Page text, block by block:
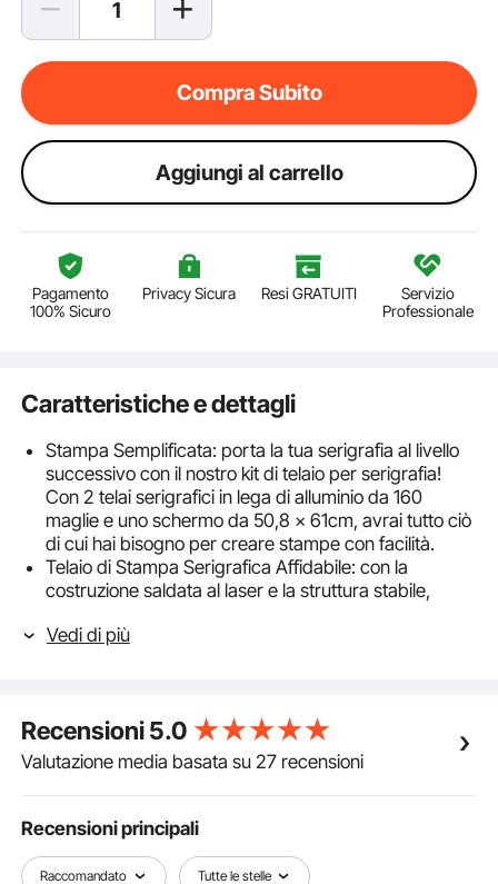
Compra Subito
Aggiungi al carrello
Pagamento
100% Sicuro
Privacy Sicura Resi GRATUITI
Servizio
Professionale
Caratteristiche e dettagli
Stampa Semplificata: porta la tua serigrafia al livello
successivo con il nostro kit di telaio per serigrafia!
Con 2 telai serigrafici in lega di alluminio da 160
maglie e uno schermo da 50,8 x 61cm, avrai tutto ciò
di cui hai bisogno per creare stampe con facilità.
Telaio di Stampa Serigrafica Affidabile: con la
costruzione saldata al laser e la struttura stabile,
dell'uso quotidiano senza deformarsi o rompersi. E il
Rete ad Alta Tensione: con una superficie rifinita
lucida, una rete uniformemente distribuita e
un'eccellente flessibilità, i telai in rete di nylon ad alta
facilmente nell'inchiostro. Inoltre, con la colla adesiva
bicomponente, il telaio non si sposti o non perda
inchiostro ai bordi.
Vedi di più
Recensioni5.0
Valutazione media basata su 27 recensioni
Recensioni principali
Raccomandato Tutte le stelle